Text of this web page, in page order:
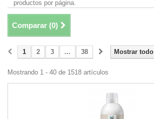
productos por página.
Comparar (0)
Mostrar todo
1 2 3 ... 38
Mostrando 1 - 40 de 1518 artículos